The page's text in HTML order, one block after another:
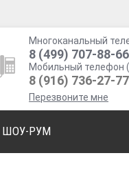
Многоканальный
8 (499) 707-88-66
Мобильный телефон
8 (916) 736-27-77
Перезвоните мне
ШОУ-РУМ